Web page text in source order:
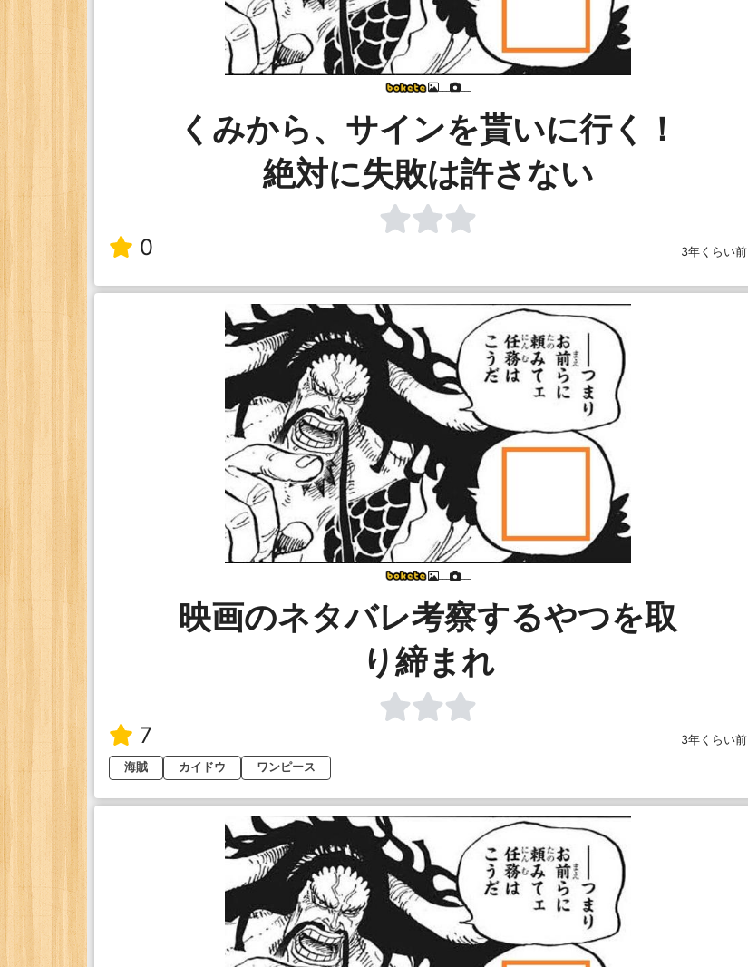
くみから、サインを貰いに行く！
絶対に失敗は許さない
0 3年くらい前
映画のネタバレ考察するやつを取
り締まれ
7
3年くらい前
海賊
カイドウ ワンピース